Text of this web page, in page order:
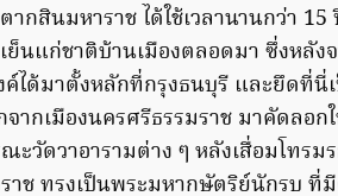
ากสินมหาราช ได้ใช้เวลานานกว่า
ย็นแก่ชาติบ้านเมืองตลอดมา ซึ่งหลั
ได้มาตั้งหลักที่กรุงธนบุรี และยึดที่นี่
ากเมืองนครศรีธรรมราช มาคัดลอ
วัดวาอารามต่าง ๆ หลังเสื่อมโทรม
าช ทรงเป็นพระมหากษัตริย์นักรบ